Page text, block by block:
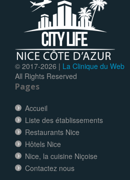
© 2017-2026 | La Clinique du Web
All Rights Reserved
Pages
Accueil
Liste des établissements
Restaurants Nice
Hôtels Nice
Nice, la cuisine Niçoise
Contactez nous